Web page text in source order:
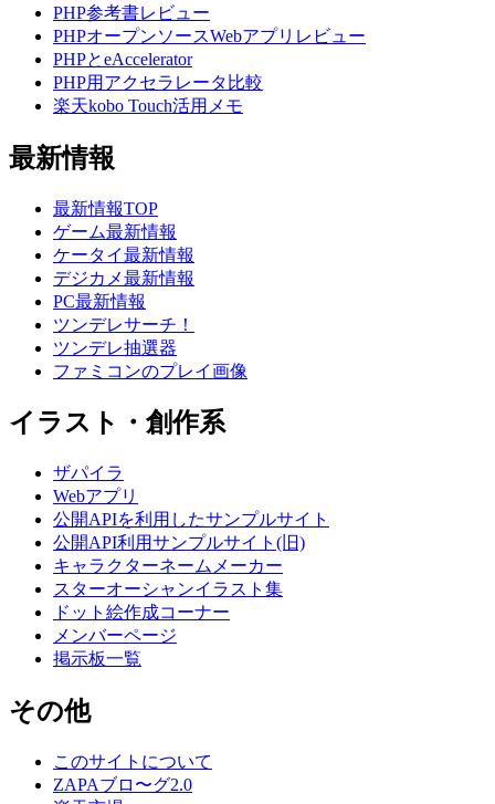
PHP参考書レビュー
PHPオープンソースWebアプリレビュー
PHPとeAccelerator
PHP用アクセラレータ比較
楽天kobo Touch活用メモ
最新情報
最新情報TOP
ゲーム最新情報
ケータイ最新情報
デジカメ最新情報
PC最新情報
ツンデレサーチ！
ツンデレ抽選器
ファミコンのプレイ画像
イラスト・創作系
ザパイラ
Webアプリ
公開APIを利用したサンプルサイト
公開API利用サンプルサイト(旧)
キャラクターネームメーカー
スターオーシャンイラスト集
ドット絵作成コーナー
メンバーページ
掲示板一覧
その他
このサイトについて
ZAPAブロ〜グ2.0